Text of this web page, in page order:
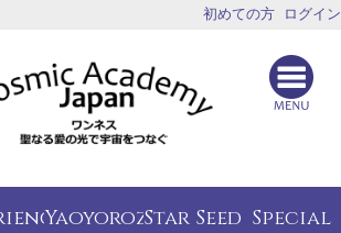
初めての方 ログイン
YaoyorozuStar Seed Special